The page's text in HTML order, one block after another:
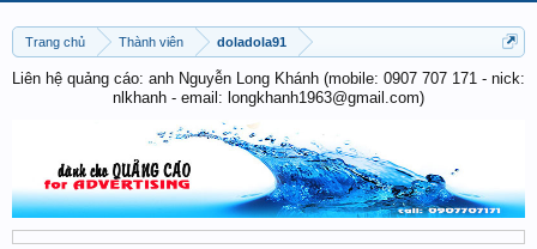
Trang chủ Thành viên doladola91
Liên hệ quảng cáo: anh Nguyễn Long Khánh (mobile: 0907 707 171 - nick:
nlkhanh - email: longkhanh1963@gmail.com)